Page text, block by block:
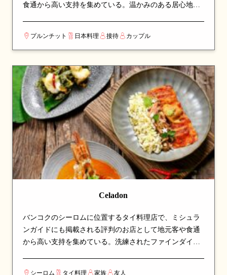
食通から高い支持を集めている。温かみのある居心地の
皿が並び、訪れたら必ず注文したい逸品揃い。日本の四
季を感じる繊細な味わいと、丁寧な調理が光る。ミシュ
ランの審査員に「上質な料理」として認められた、選り
すぐりの一軒。カップルでのデートや、友人との食事会
にも最適な一軒。
プルンチット 日本料理 接待 カップル
Celadon
バンコクのシーロムに位置するタイ料理店で、ミシュラ
ンガイドにも掲載される評判のお店として地元客や食通
から高い支持を集めている。洗練されたファインダイニ
シーロム タイ料理 家族 友人